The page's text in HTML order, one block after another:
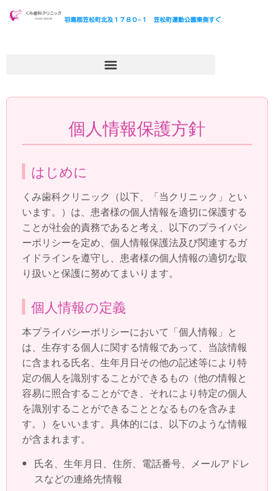
羽島郡笠松町北及１７８０−１笠松町運動公園東側すぐ
個人情報保護方針
はじめに
くみ歯科クリニック（以下、「当クリニック」とい
います。）は、患者様の個人情報を適切に保護する
ことが社会的責務であると考え、以下のプライバシ
ーポリシーを定め、個人情報保護法及び関連するガ
イドラインを遵守し、患者様の個人情報の適切な取
り扱いと保護に努めてまいります。
個人情報の定義
本プライバシーポリシーにおいて「個人情報」と
は、生存する個人に関する情報であって、当該情報
に含まれる氏名、生年月日その他の記述等により特
定の個人を識別することができるもの（他の情報と
容易に照合することができ、それにより特定の個人
を識別することができることとなるものを含みま
す。）をいいます。具体的には、以下のような情報
が含まれます。
氏名、生年月日、住所、電話番号、メールアドレ
スなどの連絡先情報